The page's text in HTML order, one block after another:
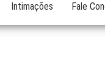
Intimações Fale